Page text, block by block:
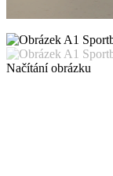
Načítání obrázku